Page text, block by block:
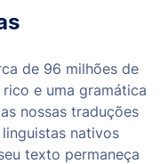
de 96 milhões de
e uma gramática
nossas traduções
nativos
texto permaneça